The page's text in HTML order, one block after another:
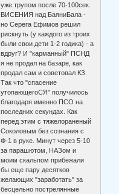
уже трупом после 70-100сек.
ВИСЕНИЯ над БаяниБала -
но Серега Ефимов решил
рискнуть (у каждого из троих
были свои дети 1-2 годика) - а
вдруг? И "карманный" ПСНД
я не продал на базаре, как
продал сам и советовал КЗ.
Так что "спасение
утопающегоСЯ" получилось
благодаря именно ПСО на
последних секундах. Как
перед этим с тяжелораненый
Соколовым без сознания с
Ф-1 в руке. Минут через 5-10
за парашютом, НАЗом и
моим скальпом прибежали
бы еще пару десятков
желающих "заработать" за
бесцельно пострелянные